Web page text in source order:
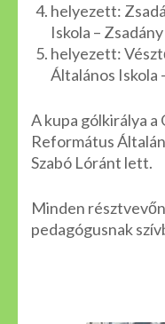
helyezett:
Iskola – Zsadány
helyezett:
Általános Iskola
A kupa gólkirálya
Református
Szabó Lóránt lett.
Minden
pedagógusnak